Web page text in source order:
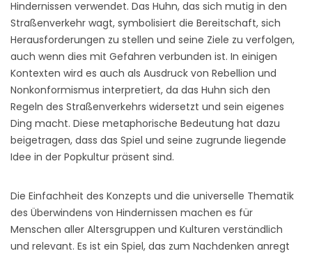
Hindernissen verwendet. Das Huhn, das sich mutig in den
Straßenverkehr wagt, symbolisiert die Bereitschaft, sich
Herausforderungen zu stellen und seine Ziele zu verfolgen,
auch wenn dies mit Gefahren verbunden ist. In einigen
Kontexten wird es auch als Ausdruck von Rebellion und
Nonkonformismus interpretiert, da das Huhn sich den
Regeln des Straßenverkehrs widersetzt und sein eigenes
Ding macht. Diese metaphorische Bedeutung hat dazu
beigetragen, dass das Spiel und seine zugrunde liegende
Idee in der Popkultur präsent sind.
Die Einfachheit des Konzepts und die universelle Thematik
des Überwindens von Hindernissen machen es für
Menschen aller Altersgruppen und Kulturen verständlich
und relevant. Es ist ein Spiel, das zum Nachdenken anregt